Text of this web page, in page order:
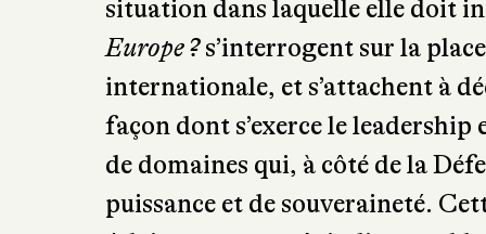
situation dans laquelle elle doit
Europe ?s’interrogent sur la place
internationale, et s’attachent à
façon dont s’exerce le leadership
de domaines qui, à côté de la
puissance et de souveraineté.